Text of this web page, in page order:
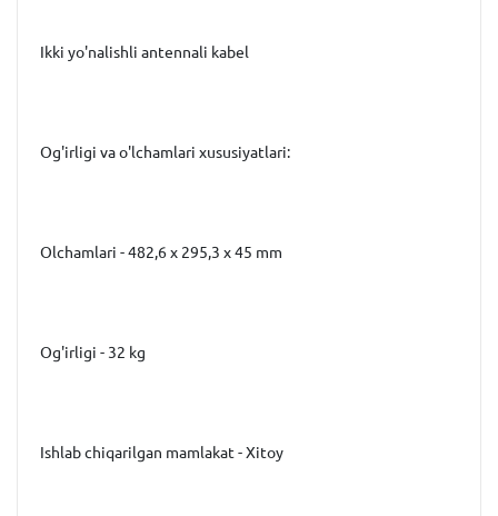
Ikki yo'nalishli antennali kabel
Og'irligi va o'lchamlari xususiyatlari:
Olchamlari - 482,6 x 295,3 x 45 mm
Og'irligi - 32 kg
Ishlab chiqarilgan mamlakat - Xitoy